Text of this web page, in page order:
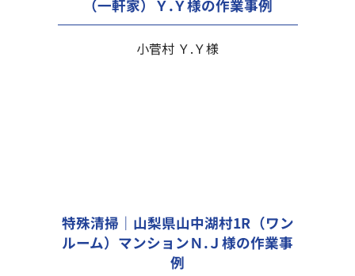
（一軒家）Ｙ.Ｙ様の作業事例
小菅村 Ｙ.Ｙ様
特殊清掃｜山梨県山中湖村1R（ワン
ルーム）マンションＮ.Ｊ様の作業事
例